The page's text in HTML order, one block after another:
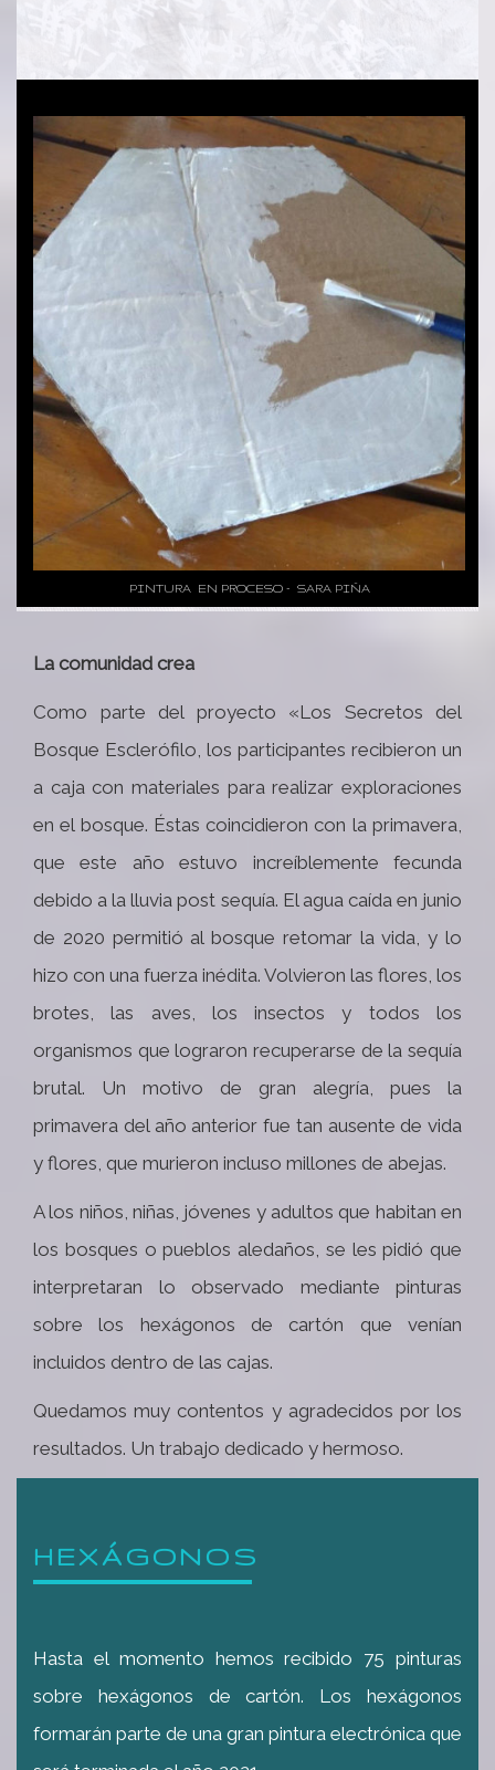
PINTURA EN PROCESO – SARA PIÑA
La comunidad crea
Como parte del proyecto «Los Secretos del
Bosque Esclerófilo, los participantes recibieron un
a caja con materiales para realizar exploraciones
en el bosque. Éstas coincidieron con la primavera,
que este año estuvo increíblemente fecunda
debido a la lluvia post sequía. El agua caída en junio
de 2020 permitió al bosque retomar la vida, y lo
hizo con una fuerza inédita. Volvieron las flores, los
brotes, las aves, los insectos y todos los
organismos que lograron recuperarse de la sequía
brutal. Un motivo de gran alegría, pues la
primavera del año anterior fue tan ausente de vida
y flores, que murieron incluso millones de abejas.
A los niños, niñas, jóvenes y adultos que habitan en
los bosques o pueblos aledaños, se les pidió que
interpretaran lo observado mediante pinturas
sobre los hexágonos de cartón que venían
incluidos dentro de las cajas.
Quedamos muy contentos y agradecidos por los
resultados. Un trabajo dedicado y hermoso.
HEXÁGONOS
Hasta el momento hemos recibido 75 pinturas
sobre hexágonos de cartón. Los hexágonos
formarán parte de una gran pintura electrónica que